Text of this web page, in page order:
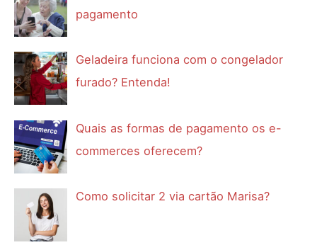
pagamento
Geladeira funciona com o congelador
furado? Entenda!
Quais as formas de pagamento os e-
commerces oferecem?
Como solicitar 2 via cartão Marisa?